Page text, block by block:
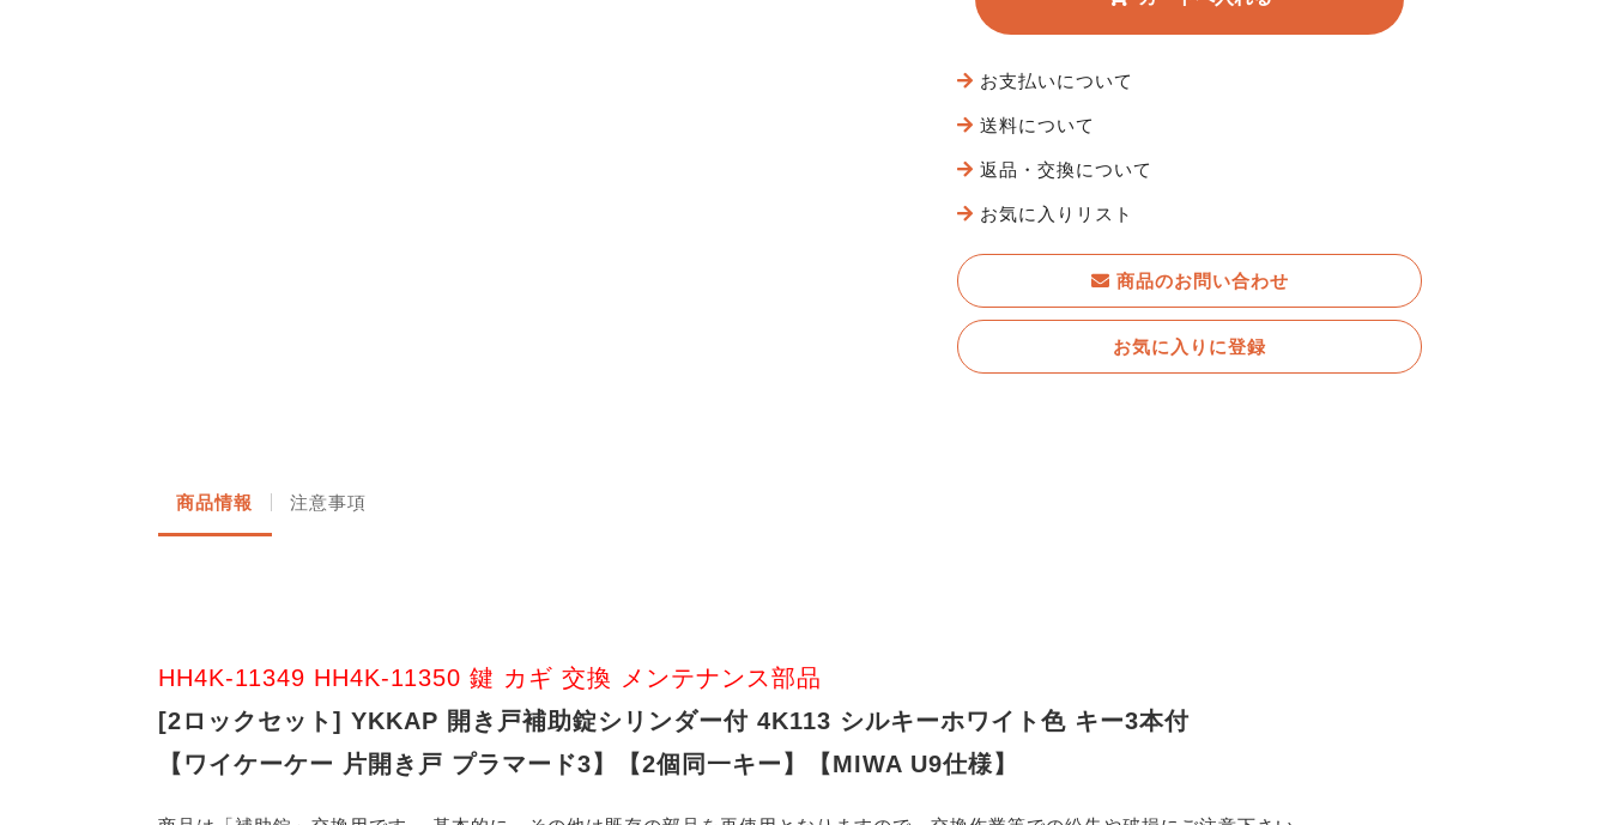
お支払いについて
送料について
返品・交換について
お気に入りリスト
商品のお問い合わせ
お気に入りに登録
商品情報 注意事項
HH4K-11349 HH4K-11350 鍵 カギ 交換 メンテナンス部品
[2ロックセット] YKKAP 開き戸補助錠シリンダー付 4K113 シルキーホワイト色 キー3本付
【ワイケーケー 片開き戸 プラマード3】【2個同一キー】【MIWA U9仕様】